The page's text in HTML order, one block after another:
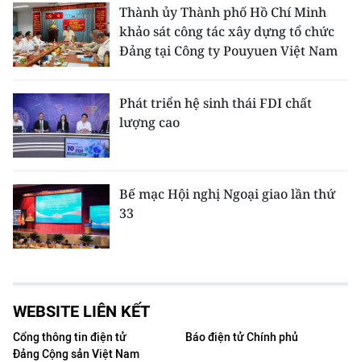
Thành ủy Thành phố Hồ Chí Minh
khảo sát công tác xây dựng tổ chức
Đảng tại Công ty Pouyuen Việt Nam
Phát triển hệ sinh thái FDI chất
lượng cao
Bế mạc Hội nghị Ngoại giao lần thứ
33
WEBSITE LIÊN KẾT
Cổng thông tin điện tử
Đảng Cộng sản Việt Nam
Báo điện tử Chính phủ